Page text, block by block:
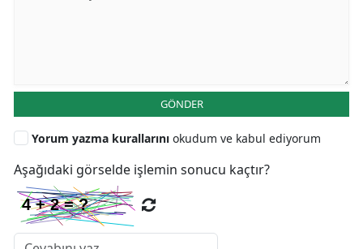
GÖNDER
Yorum yazma kurallarını okudum ve kabul ediyorum
Aşağıdaki görselde işlemin sonucu kaçtır?